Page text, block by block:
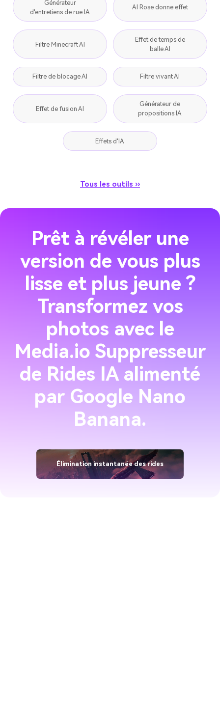
Générateur
d'entretiens de rue IA
AI Rose donne effet
Filtre Minecraft AI
Effet de temps de
balle AI
Filtre de blocage AI Filtre vivant AI
Effet de fusion AI
Générateur de
propositions IA
Effets d'IA
Tous les outils ››
Prêt à révéler une
version de vous plus
lisse et plus jeune ?
Transformez vos
photos avec le
Media.io Suppresseur
de Rides IA alimenté
par Google Nano
Banana.
Élimination instantanée des rides